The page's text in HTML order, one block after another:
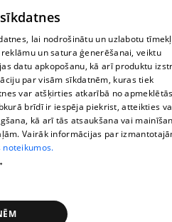
-
lai nodrošinātu un uzlabotu
un satura ģenerēšanai, veiktu
datu apkopošanu, kā arī produktu
par visām sīkdatnēm, kuras tiek
var atšķirties atkarībā no
brīdī ir iespēja piekrist, atteikties
kā arī tās atsaukšana vai
Vairāk informācijas par
noteikumos.